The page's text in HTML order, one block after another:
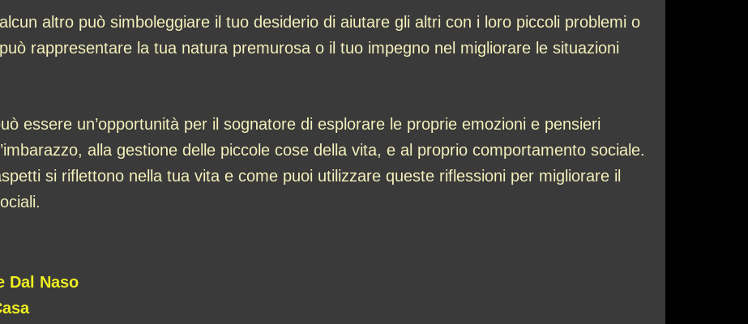
altro può simboleggiare il tuo desiderio di aiutare gli altri con i loro piccoli problemi o
rappresentare la tua natura premurosa o il tuo impegno nel migliorare le situazioni
essere un’opportunità per il sognatore di esplorare le proprie emozioni e pensieri
alla gestione delle piccole cose della vita, e al proprio comportamento sociale.
si riflettono nella tua vita e come puoi utilizzare queste riflessioni per migliorare il
Dal Naso